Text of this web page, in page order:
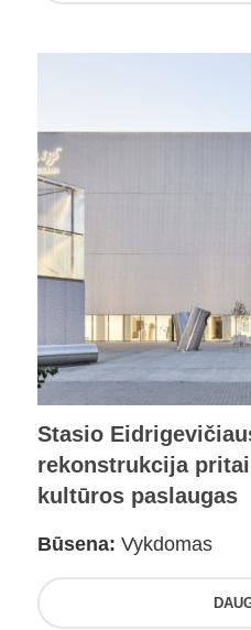
Stasio
rekonstrukcija
kultūros paslaugas
Būsena: Vykdomas